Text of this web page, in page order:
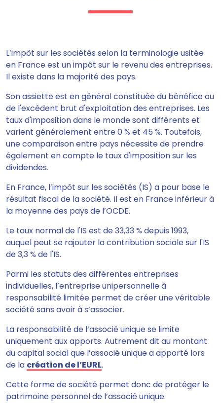
L’impôt sur les sociétés selon la terminologie usitée
en France est un impôt sur le revenu des entreprises.
Il existe dans la majorité des pays.
Son assiette est en généralconstituée du bénéfice ou
de l'excédent brut d'exploitation des entreprises. Les
taux d'imposition dans le monde sont différents et
varient généralement entre 0 % et 45 %. Toutefois,
une comparaison entre pays nécessite de prendre
également en compte le taux d'imposition sur les
dividendes.
En France, l’impôt sur les sociétés (IS) a pour base le
résultat fiscal de la société. Il est en France inférieur à
la moyenne des pays de l’OCDE.
Le taux normal de l'IS est de 33,33 % depuis 1993,
auquel peut se rajouter la contribution sociale sur l'IS
de 3,3 % de l'IS.
Parmi les statuts des différentes entreprises
individuelles, l’entreprise unipersonnelle à
responsabilité limitée permet de créer une véritable
société sans avoir à s’associer.
La responsabilité de l’associé unique se limite
uniquement aux apports. Autrement dit au montant
du capital social que l’associé unique a apporté lors
de la création de l’EURL.
Cette forme de société permet donc de protéger le
patrimoine personnel de l’associé unique.